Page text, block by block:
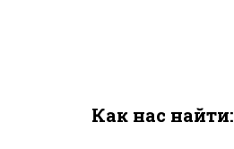
Как нас найти: